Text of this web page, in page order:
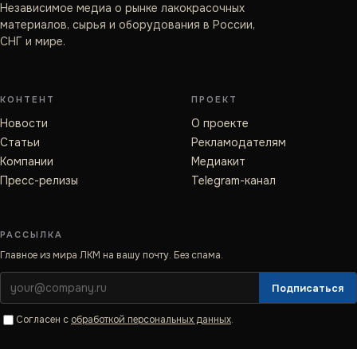
Независимое медиа о рынке лакокрасочных
материалов, сырья и оборудования в России,
СНГ и мире.
КОНТЕНТ
Новости
Статьи
Компании
Пресс-релизы
ПРОЕКТ
О проекте
Рекламодателям
Медиакит
Telegram-канал
РАССЫЛКА
Главное из мира ЛКМ на вашу почту. Без спама.
Подписаться
Согласен с обработкой персональных данных.